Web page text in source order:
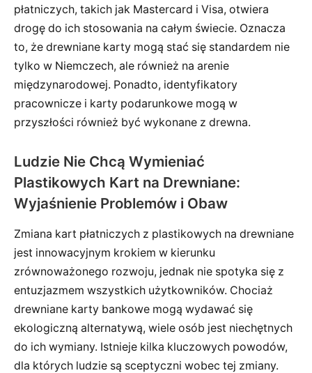
płatniczych, takich jak Mastercard i Visa, otwiera
drogę do ich stosowania na całym świecie. Oznacza
to, że drewniane karty mogą stać się standardem nie
tylko w Niemczech, ale również na arenie
międzynarodowej. Ponadto, identyfikatory
pracownicze i karty podarunkowe mogą w
przyszłości również być wykonane z drewna.
Ludzie Nie Chcą Wymieniać
Plastikowych Kart na Drewniane:
Wyjaśnienie Problemów i Obaw
Zmiana kart płatniczych z plastikowych na drewniane
jest innowacyjnym krokiem w kierunku
zrównoważonego rozwoju, jednak nie spotyka się z
entuzjazmem wszystkich użytkowników. Chociaż
drewniane karty bankowe mogą wydawać się
ekologiczną alternatywą, wiele osób jest niechętnych
do ich wymiany. Istnieje kilka kluczowych powodów,
dla których ludzie są sceptyczni wobec tej zmiany.